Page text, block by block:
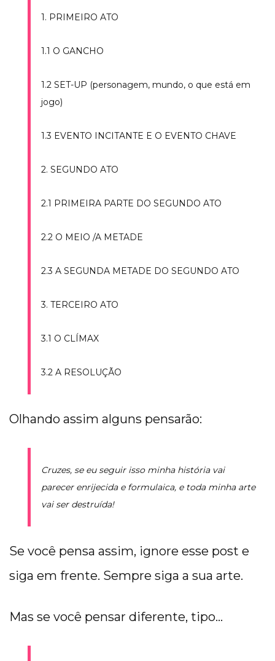
1. PRIMEIRO ATO
1.1 O GANCHO
1.2 SET-UP (personagem, mundo, o que está em
jogo)
1.3 EVENTO INCITANTE E O EVENTO CHAVE
2. SEGUNDO ATO
2.1 PRIMEIRA PARTE DO SEGUNDO ATO
2.2 O MEIO /A METADE
2.3 A SEGUNDA METADE DO SEGUNDO ATO
3. TERCEIRO ATO
3.1 O CLÍMAX
3.2 A RESOLUÇÃO
Olhando assim alguns pensarão:
Cruzes, se eu seguir isso minha história vai
parecer enrijecida e formulaica, e toda minha arte
vai ser destruída!
Se você pensa assim, ignore esse post e
siga em frente. Sempre siga a sua arte.
Mas se você pensar diferente, tipo…